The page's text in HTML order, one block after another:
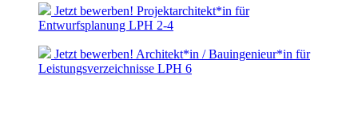
Jetzt bewerben! Projektarchitekt*in für
Entwurfsplanung LPH 2-4
Jetzt bewerben! Architekt*in / Bauingenieur*in für
Leistungsverzeichnisse LPH 6